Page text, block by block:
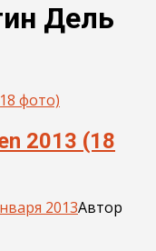
Дель
2013 (18
2013Автор